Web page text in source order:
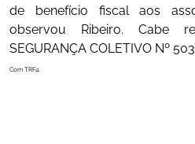
de benefício fiscal aos
observou Ribeiro. Cabe
SEGURANÇA COLETIVO Nº
Com TRF4.